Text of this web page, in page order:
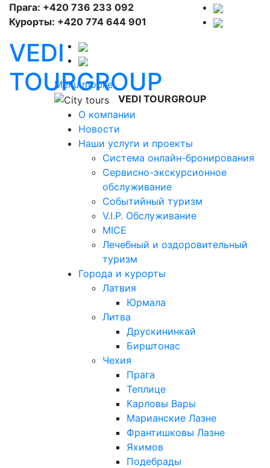
Прага: +420 736 233 092
Курорты: +420 774 644 901
VEDI
TOURGROUP
Menu mobile
VEDI TOURGROUP
О компании
Новости
Наши услуги и проекты
Система онлайн-бронирования
Сервисно-экскурсионное
обслуживание
Событийный туризм
V.I.P. Обслуживание
MICE
Лечебный и оздоровительный
туризм
Города и курорты
Латвия
Юрмала
Литва
Друскининкай
Бирштонас
Чехия
Прага
Теплице
Карловы Вары
Марианские Лазне
Франтишковы Лазне
Яхимов
Подебрады